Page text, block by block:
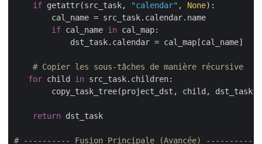
if getattr(src_task, "calendar" , None):
        cal_name = src_task.calendar.name
if cal_name in cal_map:
            dst_task.calendar = cal_map[cal_name]
# Copier les sous-tâches de manière récursive
for child in src_task.children:
copy_task_tree(project_dst, child,
return dst_task
# ---------- Fusion Principale (Avancée) ----------